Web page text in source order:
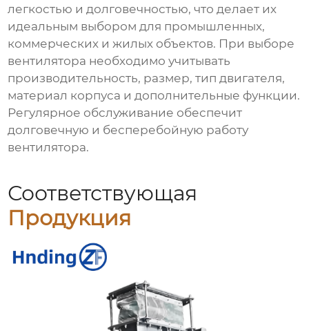
легкостью и долговечностью, что делает их
идеальным выбором для промышленных,
коммерческих и жилых объектов. При выборе
вентилятора необходимо учитывать
производительность, размер, тип двигателя,
материал корпуса и дополнительные функции.
Регулярное обслуживание обеспечит
долговечную и бесперебойную работу
вентилятора.
Соответствующая
Продукция